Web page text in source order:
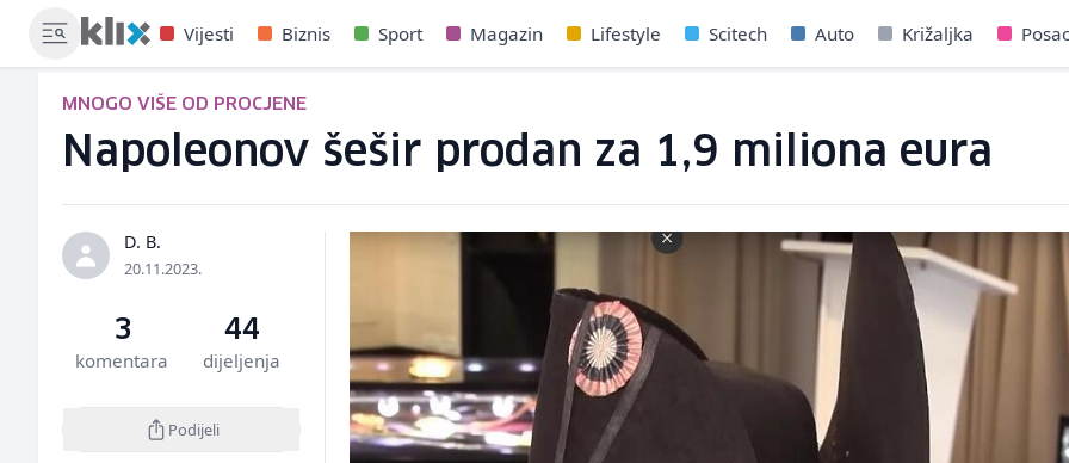
Vijesti Biznis Sport Magazin Lifestyle Scitech Auto Križaljka
MNOGO VIŠE OD PROCJENE
Napoleonov šešir prodan za 1,9 miliona eura
D. B.
20.11.2023.
3
komentara
44
dijeljenja
Podijeli